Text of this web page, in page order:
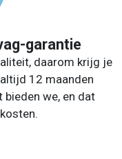
garantie
daarom krijg je
12 maanden
bieden we, en dat